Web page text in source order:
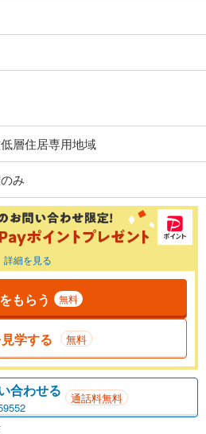
層住居専用地域
み
詳細を見る
もらう 無料
学する 無料
合わせる 通話料無料